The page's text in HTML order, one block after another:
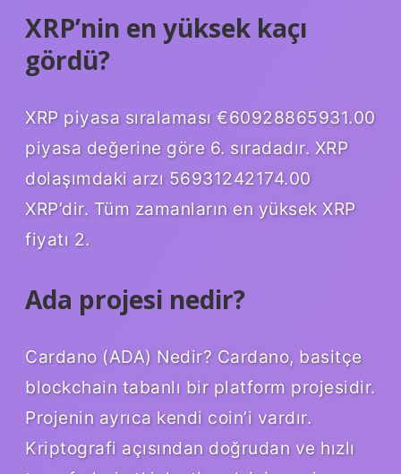
XRP’nin en yüksek kaçı
gördü?
XRP piyasa sıralaması €60928865931.00
piyasa değerine göre 6. sıradadır. XRP
dolaşımdaki arzı 56931242174.00
XRP’dir. Tüm zamanların en yüksek XRP
fiyatı 2.
Ada projesi nedir?
Cardano (ADA) Nedir? Cardano, basitçe
blockchain tabanlı bir platform projesidir.
Projenin ayrıca kendi coin’i vardır.
Kriptografi açısından doğrudan ve hızlı